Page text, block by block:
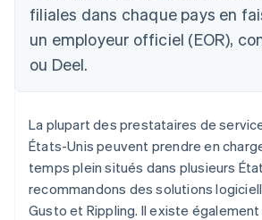
filiales dans chaque pays en
un employeur officiel (EOR),
ou Deel.
La plupart des prestataires de
États-Unis peuvent prendre en
temps plein situés dans plusieurs
recommandons des solutions
Gusto et Rippling. Il existe